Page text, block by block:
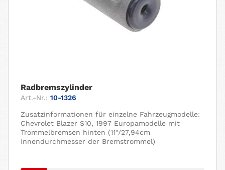
Radbremszylinder
Art.-Nr.: 10-1326
Zusatzinformationen für einzelne Fahrzeugmodelle:
Chevrolet Blazer S10, 1997 Europamodelle mit
Trommelbremsen hinten (11"/27,94cm
Innendurchmesser der Bremstrommel)